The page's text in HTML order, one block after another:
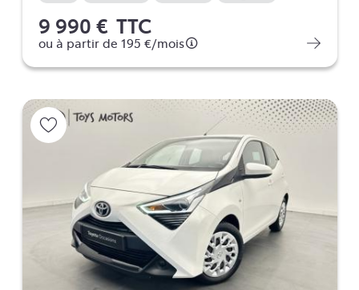
9 990 € TTC
ou à partir de 195 €/mois